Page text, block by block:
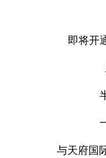
即将开
与天府国